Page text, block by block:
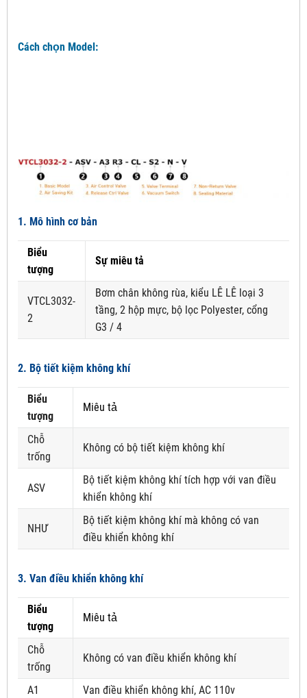
Cách chọn Model:
1. Mô hình cơ bản
Biểu
tượng
Sự miêu tả
VTCL3032-
2
Bơm chân không rùa, kiểu LÊ LÊ loại 3
tầng, 2 hộp mực, bộ lọc Polyester, cổng
G3 / 4
2. Bộ tiết kiệm không khí
Biểu
tượng
Miêu tả
Chỗ
trống
Không có bộ tiết kiệm không khí
ASV
Bộ tiết kiệm không khí tích hợp với van điều
khiển không khí
NHƯ
Bộ tiết kiệm không khí mà không có van
điều khiển không khí
3. Van điều khiển không khí
Biểu
tượng
Miêu tả
Chỗ
trống
Không có van điều khiển không khí
A1
Van điều khiển không khí, AC 110v